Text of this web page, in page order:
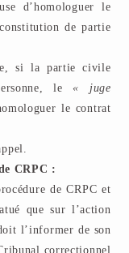
d’homologuer le
de partie
si la partie civile
le« juge
le contrat
CRPC :
de CRPC et
que sur l’action
l’informer de son
correctionnel